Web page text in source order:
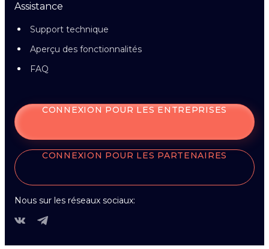
Assistance
Support technique
Aperçu des fonctionnalités
FAQ
CONNEXION POUR LES ENTREPRISES
CONNEXION POUR LES PARTENAIRES
Nous sur les réseaux sociaux: